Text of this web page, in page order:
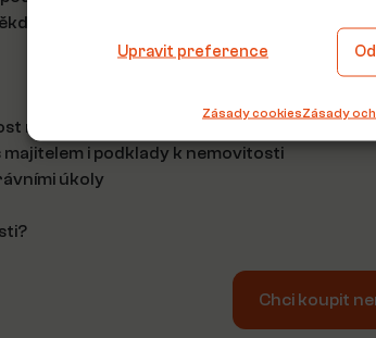
Upravit preference
Zásady cookiesZásady
obtížném a náročném životním kroku.
rychleji
i podklady k nemovitosti
úkoly
Chci koupit